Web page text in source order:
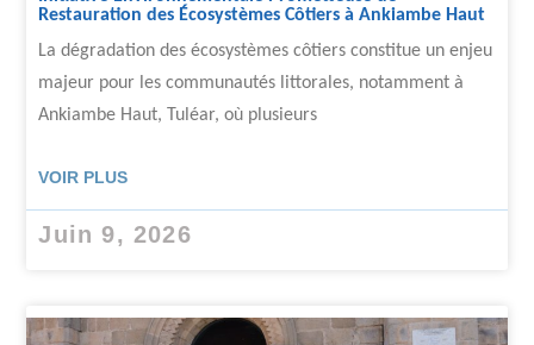
Restauration des Écosystèmes Côtiers à Ankiambe Haut
La dégradation des écosystèmes côtiers constitue un enjeu
majeur pour les communautés littorales, notamment à
Ankiambe Haut, Tuléar, où plusieurs
VOIR PLUS
Juin 9, 2026